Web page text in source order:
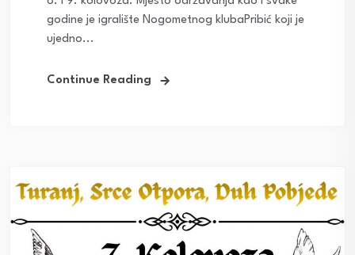
godine je igralište Nogometnog klubaPribić koji je
ujedno...
Continue Reading